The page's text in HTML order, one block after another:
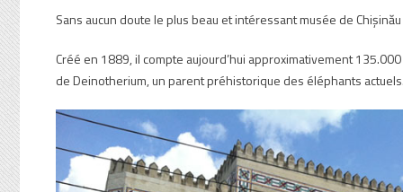
Sans aucun doute le plus beau et intéressant musée de
Créé en 1889, il compte aujourd’hui approximativement
de Deinotherium, un parent préhistorique des éléphants